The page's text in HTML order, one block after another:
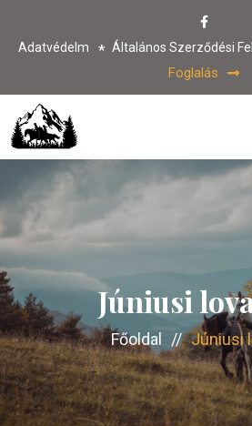
Adatvédelm Általános Szerződési
Foglalás
Júniusi
Főoldal // Júniusi